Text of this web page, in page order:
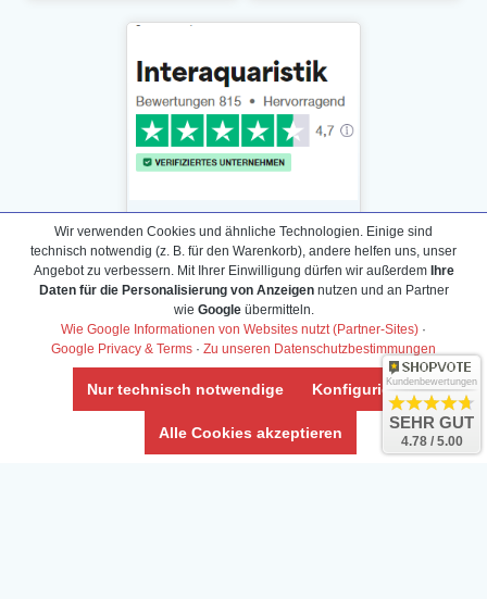
Daten­schutz­erklärung
Widerrufs­recht /Widerrufs­formular
AGB & Info
Impressum
Umwelt und Entsorgung
Vertrag widerrufen
Wir verwenden Cookies und ähnliche Technologien. Einige sind
technisch notwendig (z. B. für den Warenkorb), andere helfen uns, unser
Angebot zu verbessern. Mit Ihrer Einwilligung dürfen wir außerdem Ihre
Daten für die Personalisierung von Anzeigennutzen und an Partner
wie Googleübermitteln.
Wie Google Informationen von Websites nutzt (Partner-Sites) ·
Google Privacy & Terms · Zu unseren Datenschutzbestimmungen
Nur technisch notwendige Konfigurieren
Alle Cookies akzeptieren
Kundenbewertungen
SEHR GUT
4.78 / 5.00